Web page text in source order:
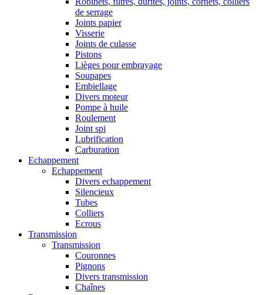
de serrage
Joints papier
Visserie
Joints de culasse
Pistons
Lièges pour embrayage
Soupapes
Embiellage
Divers moteur
Pompe à huile
Roulement
Joint spi
Lubrification
Carburation
Echappement
Echappement
Divers echappement
Silencieux
Tubes
Colliers
Ecrous
Transmission
Transmission
Couronnes
Pignons
Divers transmission
Chaînes